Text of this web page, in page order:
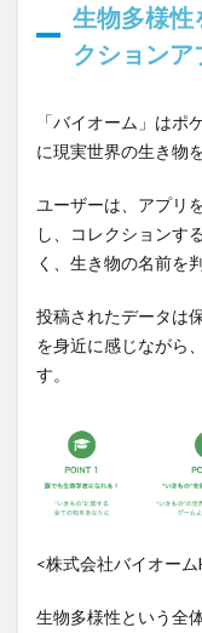
生物多様性
クションア
「バイオーム」はポ
に現実世界の生き物
ユーザーは、アプリ
し、コレクションす
く、生き物の名前を
投稿されたデータは
を身近に感じながら
す。
<株式会社バイオー
生物多様性という全